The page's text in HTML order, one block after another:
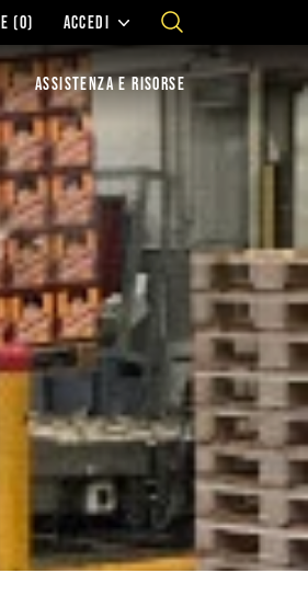
(0) ACCEDI
ASSISTENZA E RISORSE